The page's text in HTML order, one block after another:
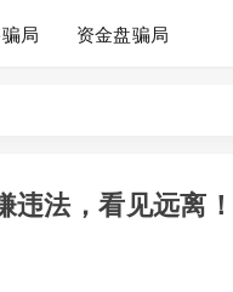
局 资金盘骗局
法，看见远离！